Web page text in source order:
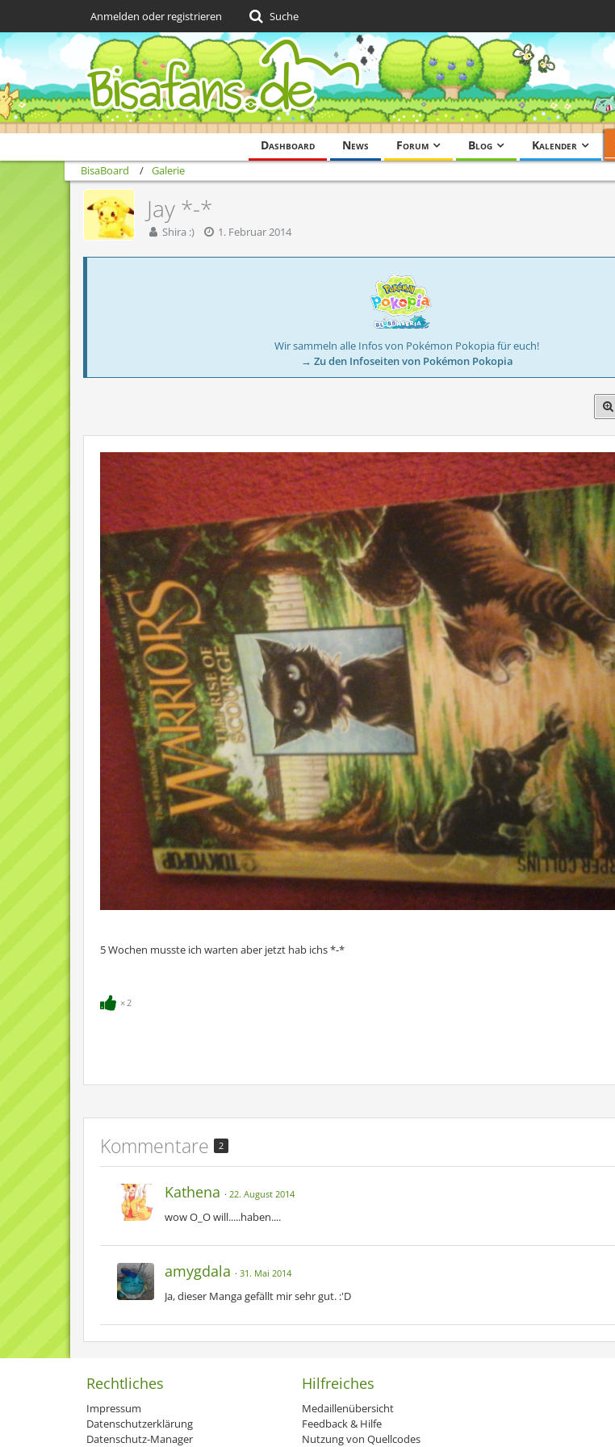
Dashboard News Forum Blog Kalender
Anmelden oder registrieren Suche
BisaBoard Galerie
Jay *-*
Shira :) 1. Februar 2014
Wir sammeln alle Infos von Pokémon Pokopia für euch!
→ Zu den Infoseiten von Pokémon Pokopia
5 Wochen musste ich warten aber jetzt hab ichs *-*
2
Kommentare 2
Kathena 22. August 2014
wow O_O will.....haben....
amygdala 31. Mai 2014
Ja, dieser Manga gefällt mir sehr gut. :'D
Rechtliches
Impressum
Datenschutzerklärung
Datenschutz-Manager
Hilfreiches
Medaillenübersicht
Feedback & Hilfe
Nutzung von Quellcodes